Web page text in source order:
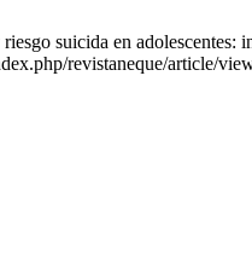
suicida en
revistaneque/article/